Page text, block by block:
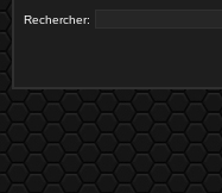
Rechercher: